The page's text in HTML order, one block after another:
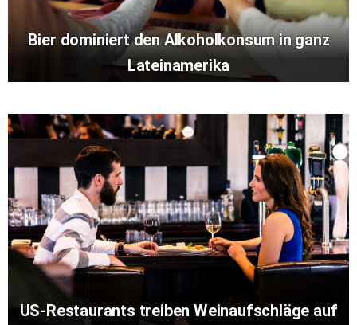
Bier dominiert den Alkoholkonsum in ganz
Lateinamerika
US-Restaurants treiben Weinaufschläge auf